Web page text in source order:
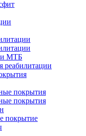
и МТБ
реабилитации
покрытия
покрытия
покрытие